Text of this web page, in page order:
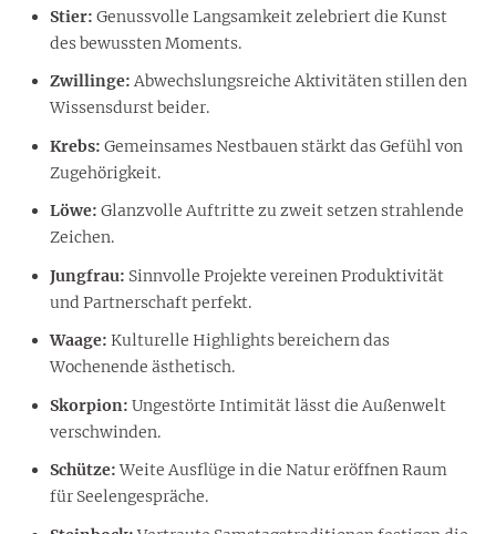
Stier: Genussvolle Langsamkeit zelebriert die Kunst
des bewussten Moments.
Zwillinge: Abwechslungsreiche Aktivitäten stillen den
Wissensdurst beider.
Krebs: Gemeinsames Nestbauen stärkt das Gefühl von
Zugehörigkeit.
Löwe: Glanzvolle Auftritte zu zweit setzen strahlende
Zeichen.
Jungfrau: Sinnvolle Projekte vereinen Produktivität
und Partnerschaft perfekt.
Waage: Kulturelle Highlights bereichern das
Wochenende ästhetisch.
Skorpion: Ungestörte Intimität lässt die Außenwelt
verschwinden.
Schütze:Weite Ausflüge in die Natur eröffnen Raum
für Seelengespräche.